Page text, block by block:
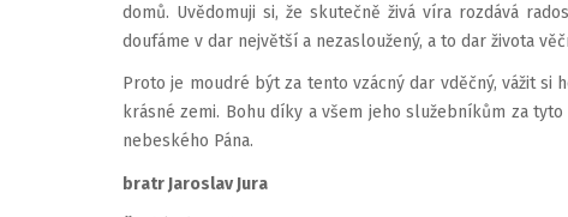
domů. Uvědomuji si, že skutečně živá víra rozdává
doufáme v dar největší a nezasloužený, a to dar života
Proto je moudré být za tento vzácný dar vděčný, vážit
krásné zemi. Bohu díky a všem jeho služebníkům za
nebeského Pána.
bratr Jaroslav Jura